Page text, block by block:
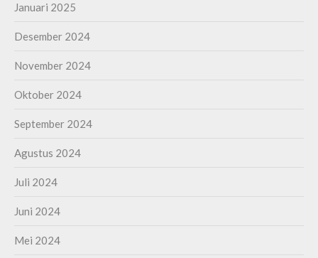
Januari 2025
Desember 2024
November 2024
Oktober 2024
September 2024
Agustus 2024
Juli 2024
Juni 2024
Mei 2024